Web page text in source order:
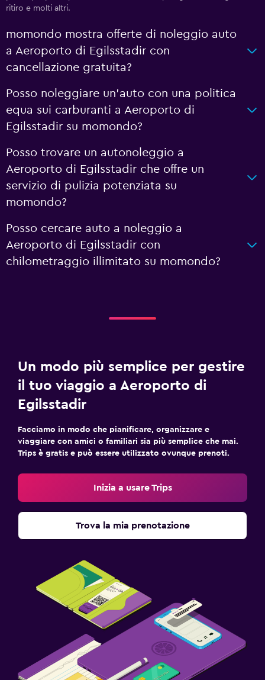
ritiro e molti altri.
momondo mostra offerte di noleggio auto
a Aeroporto di Egilsstadir con
cancellazione gratuita?
Posso noleggiare un'auto con una politica
equa sui carburanti a Aeroporto di
Egilsstadir su momondo?
Posso trovare un autonoleggio a
Aeroporto di Egilsstadir che offre un
servizio di pulizia potenziata su
momondo?
Posso cercare auto a noleggio a
Aeroporto di Egilsstadir con
chilometraggio illimitato su momondo?
Un modo più semplice per gestire
il tuo viaggio a Aeroporto di
Egilsstadir
Facciamo in modo che pianificare, organizzare e
viaggiare con amici o familiari sia più semplice che mai.
Trips è gratis e può essere utilizzato ovunque prenoti.
Inizia a usare Trips
Trova la mia prenotazione